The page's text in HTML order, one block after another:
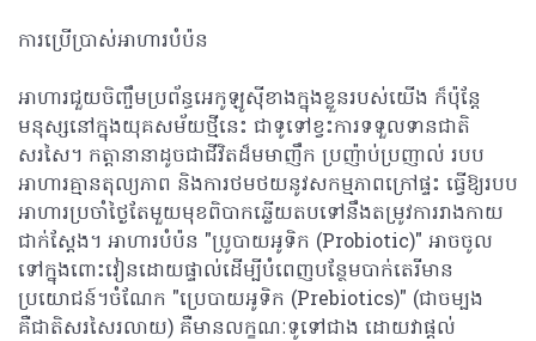
ការប្រើប្រាស់អាហារបំប៉ន
អាហារជួយចិញ្ចឹមប្រព័ន្ធអេកូឡូស៊ីខាងក្នុងខ្លួនរបស់យើង ក៏ប៉ុន្តែ
មនុស្សនៅក្នុងយុគសម័យថ្មីនេះ ជាទូទៅខ្វះការទទួលទានជាតិ
សរសៃ។ កត្តានានាដូចជាជីវិតដ៏មមាញឹក ប្រញ៉ាប់ប្រញាល់ របប
អាហារគ្មានតុល្យភាព និងការថមថយនូវសកម្មភាពក្រៅផ្ទះ ធ្វើឱ្យរបប
អាហារប្រចាំថ្ងៃតែមួយមុខពិបាកឆ្លើយតបទៅនឹងតម្រូវការរាងកាយ
ជាក់ស្តែង។ អាហារបំប៉ន "ប្រូបាយអូទិក​ (Probiotic)" អាចចូល
ទៅក្នុងពោះវៀនដោយផ្ទាល់ដើម្បីបំពេញបន្ថែមបាក់តេរីមាន
ប្រយោជន៍។ចំណែក "ប្រេបាយអូទិក (Prebiotics)" (ជាចម្បង
គឺជាតិសរសៃរលាយ) គឺមានលក្ខណៈទូទៅជាង ដោយវាផ្តល់